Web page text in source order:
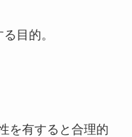
目的。
を有すると合理的